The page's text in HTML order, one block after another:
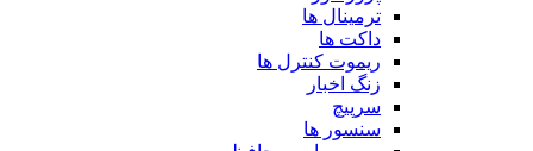
ترمینال ها
داکت ها
ریموت کنترل ها
زنگ اخبار
سرپیچ
سنسور ها